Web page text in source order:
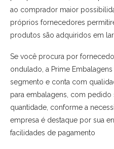
ao comprador maior
próprios fornecedores
produtos são adquiridos em
Se você procura por
ondulado, a Prime
segmento e conta com
para embalagens, com
quantidade, conforme a
empresa é destaque por sua
facilidades de pagamento